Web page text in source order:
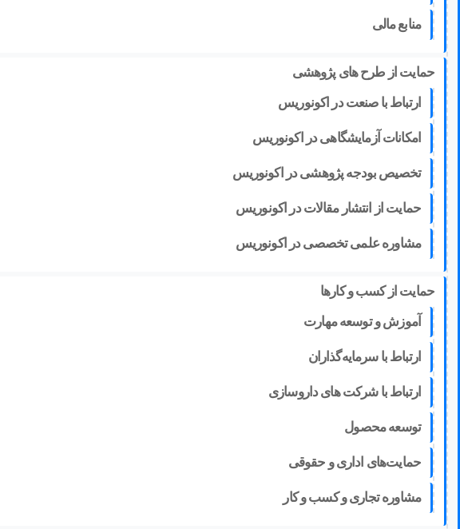
منابع مالی
حمایت از طرح های پژوهشی
ارتباط با صنعت در اکونوریس
امکانات آزمایشگاهی در اکونوریس
تخصیص بودجه پژوهشی در اکونوریس
حمایت از انتشار مقالات در اکونوریس
مشاوره علمی تخصصی در اکونوریس
حمایت از کسب و کارها
آموزش و توسعه مهارت
ارتباط با سرمایه‌گذاران
ارتباط با شرکت های داروسازی
توسعه محصول
حمایت‌های اداری و حقوقی
مشاوره تجاری و کسب و کار